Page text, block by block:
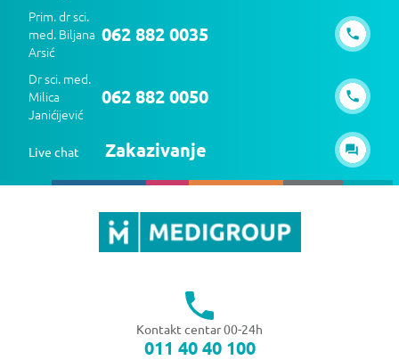
Prim. dr sci.
med. Biljana
Arsić
062 882 0035
Dr sci. med.
Milica
Janićijević
062 882 0050
Live chat Zakazivanje
Kontakt centar 00-24h
011 40 40 100